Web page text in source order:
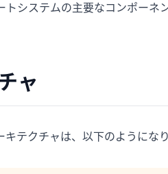
システムの主要なコンポーネ
ャ
テクチャは、以下のようになり